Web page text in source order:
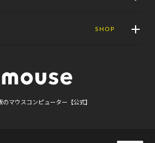
SHOP
のマウスコンピューター【公式】